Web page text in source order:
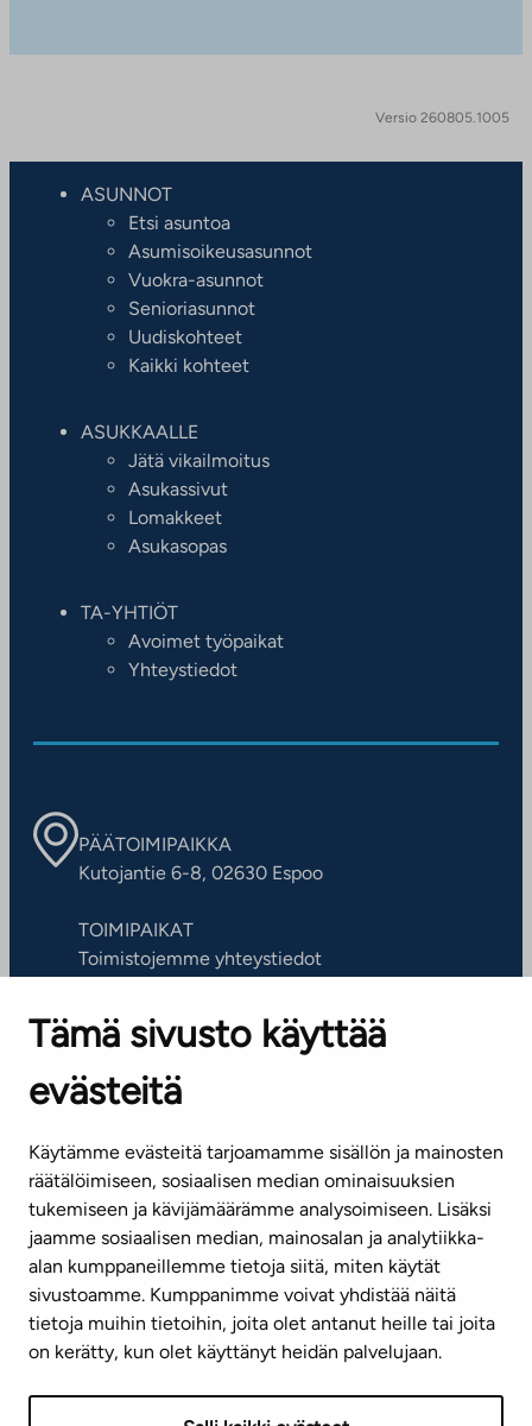
Tämä sivusto käyttää
evästeitä
Käytämme evästeitä tarjoamamme sisällön ja mainosten
räätälöimiseen, sosiaalisen median ominaisuuksien
tukemiseen ja kävijämäärämme analysoimiseen. Lisäksi
jaamme sosiaalisen median, mainosalan ja analytiikka-
alan kumppaneillemme tietoja siitä, miten käytät
sivustoamme. Kumppanimme voivat yhdistää näitä
tietoja muihin tietoihin, joita olet antanut heille tai joita
on kerätty, kun olet käyttänyt heidän palvelujaan.
Versio 260805.1005
ASUNNOT
Etsi asuntoa
Asumisoikeusasunnot
Vuokra-asunnot
Senioriasunnot
Uudiskohteet
Kaikki kohteet
ASUKKAALLE
Jätä vikailmoitus
Asukassivut
Lomakkeet
Asukasopas
TA-YHTIÖT
Avoimet työpaikat
Yhteystiedot
PÄÄTOIMIPAIKKA
Kutojantie 6-8, 02630 Espoo
TOIMIPAIKAT
Toimistojemme yhteystiedot
ASIAKASPALVELUKESKUS
Puh. 045 7734 3777
(arkisin klo 8-16)
info@ta.fi
Tilaa uutiskirje
Mediapankki
TietosuojaselosteSaavutettavuusseloste